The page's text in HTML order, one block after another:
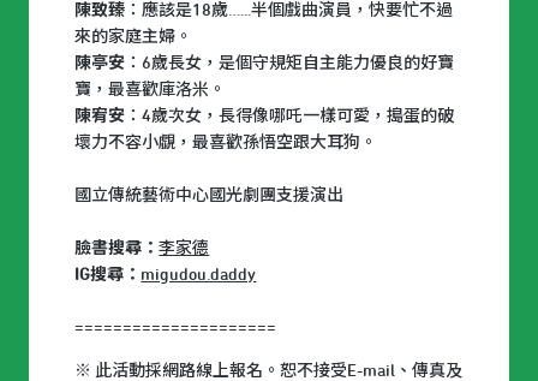
陳致臻 ：應該是18歲…...半個戲曲演員，快要忙不過
來的家庭主婦。
陳亭安 ：6歲長女，是個守規矩自主能力優良的好寶
寶，最喜歡庫洛米。
陳宥安 ：4歲次女，長得像哪吒一樣可愛，搗蛋的破
壞力不容小覷，最喜歡孫悟空跟大耳狗。
國立傳統藝術中心國光劇團支援演出
臉書搜尋：李家德
IG搜尋： migudou.daddy
=====================
※ 此活動採網路線上報名。恕不接受E-mail、傳真及